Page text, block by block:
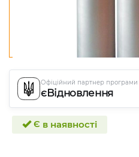
Офіційний партнер програми
єВідновлення
Є в наявності